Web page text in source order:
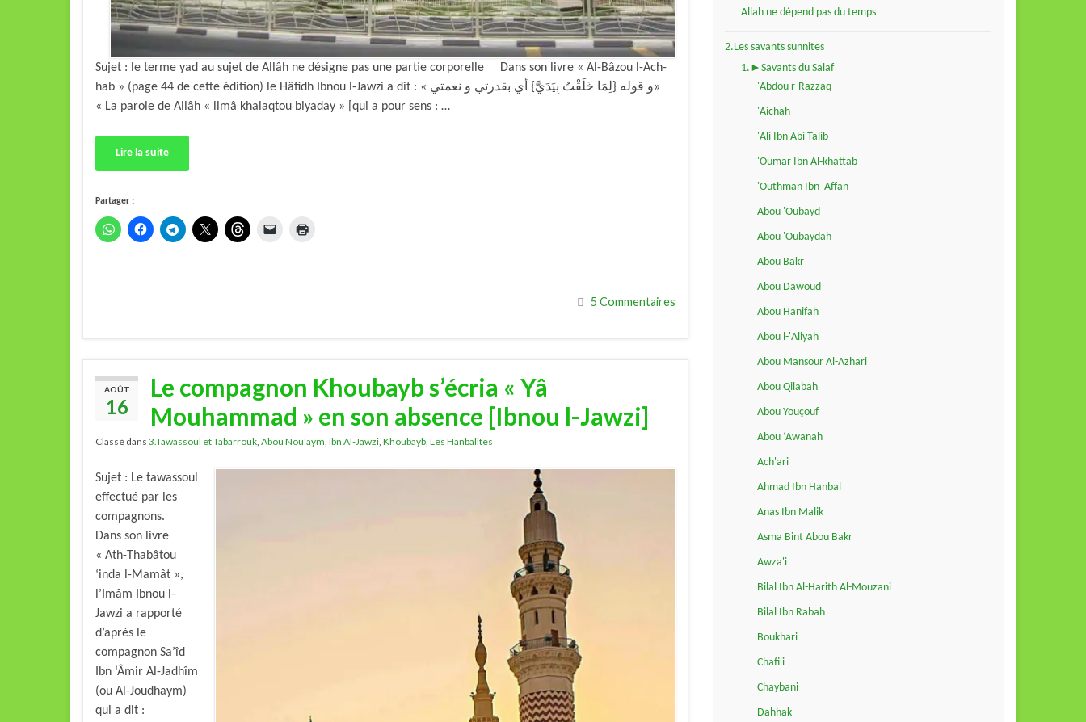
Sujet : le terme yad au sujet de Allâh ne désigne pas une partie corporelle Dans son livre « Al-Bâzou l-Ach-
hab » (page 44 de cette édition) le Hâfidh Ibnou l-Jawzi a dit : « و قوله {لِمَا خَلَقْتُ بِيَدَيَّ} أي بقدرتي و نعمتي»
« La parole de Allâh « limâ khalaqtou biyaday » [qui a pour sens : …
Lire la suite
Partager :
5 Commentaires
AOÛT
16
Le compagnon Khoubayb s’écria « Yâ
Mouhammad » en son absence [Ibnou l-Jawzi]
Classé dans 3.Tawassoul et Tabarrouk Abou Nou'aym Ibn Al-Jawzi Khoubayb Les Hanbalites
Sujet : Le tawassoul
effectué par les
compagnons.
Dans son livre
« Ath-Thabâtou
‘inda l-Mamât »,
l’Imâm Ibnou l-
Jawzi a rapporté
d’après le
compagnon Sa’îd
Ibn ‘Âmir Al-Jadhîm
(ou Al-Joudhaym)
qui a dit :
Allah ne dépend pas du temps
2.Les savants sunnites
1.►Savants du Salaf
'Abdou r-Razzaq
'Aichah
'Ali Ibn Abi Talib
'Oumar Ibn Al-khattab
'Outhman Ibn 'Affan
Abou 'Oubayd
Abou 'Oubaydah
Abou Bakr
Abou Dawoud
Abou Hanifah
Abou l-'Aliyah
Abou Mansour Al-Azhari
Abou Qilabah
Abou Youçouf
Abou ‘Awanah
Ach'ari
Ahmad Ibn Hanbal
Anas Ibn Malik
Asma Bint Abou Bakr
Awza'i
Bilal Ibn Al-Harith Al-Mouzani
Bilal Ibn Rabah
Boukhari
Chafi'i
Chaybani
Dahhak